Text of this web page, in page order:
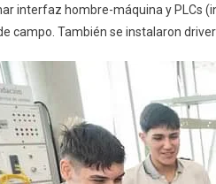
interfaz hombre-máquina y PLCs
campo. También se instalaron